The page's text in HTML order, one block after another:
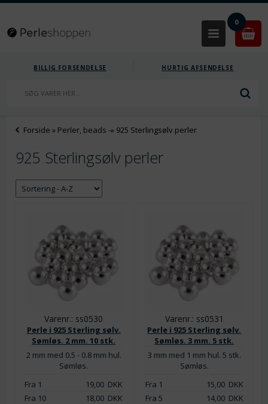
0
BILLIG FORSENDELSE HURTIG AFSENDELSE
Forside » Perler, beads -» 925 Sterlingsølv perler
925 Sterlingsølv perler
Varenr.: ss0530
Perle i 925 Sterling sølv.
Sømløs. 2 mm. 10 stk.
2 mm med 0.5 - 0.8 mm hul.
Sømløs.
Fra 1
19,00DKK
Fra 10
18,00DKK
Varenr.: ss0531
Perle i 925 Sterling sølv.
Sømløs. 3 mm. 5 stk.
3 mm med 1 mm hul. 5 stk.
Sømløs.
Fra 1
15,00DKK
Fra 5
14,00DKK